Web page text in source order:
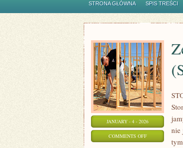
STRONA GŁÓWNA SPIS TREŚCI
JANUARY - 4 - 2026
COMMENTS OFFON
nie